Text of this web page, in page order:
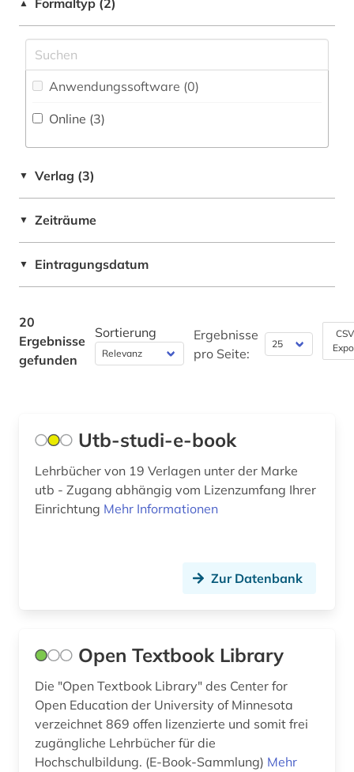
Wirtschaftswissenschaften (3)
physik (3)
pädiatrie (1)
theater (1)
werkstoffkunde (1)
zeichnung (1)
ökologie (1)
▲ Formaltyp (2)
Anwendungssoftware (0)
Online (3)
▼ Verlag (3)
▼ Zeiträume
▼ Eintragungsdatum
20
Ergebnisse
gefunden
Sortierung
Ergebnisse
pro Seite:
Utb-studi-e-book
Lehrbücher von 19 Verlagen unter der Marke
utb - Zugang abhängig vom Lizenzumfang Ihrer
Einrichtung Mehr Informationen
Zur Datenbank
Open Textbook Library
Die "Open Textbook Library" des Center for
Open Education der University of Minnesota
verzeichnet 869 offen lizenzierte und somit frei
zugängliche Lehrbücher für die
Hochschulbildung. (E-Book-Sammlung) Mehr